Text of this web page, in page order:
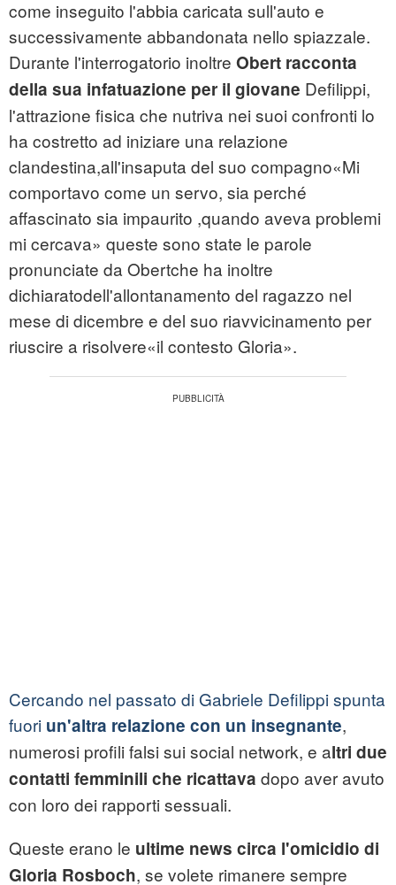
come inseguito l'abbia caricata sull'auto e
successivamente abbandonata nello spiazzale.
Durante l'interrogatorio inoltre Obert racconta
della sua infatuazione per il giovane Defilippi,
l'attrazione fisica che nutriva nei suoi confronti lo
ha costretto ad iniziare una relazione
clandestina,all'insaputa del suo compagno«Mi
comportavo come un servo, sia perché
affascinato sia impaurito ,quando aveva problemi
mi cercava» queste sono state le parole
pronunciate da Obertche ha inoltre
dichiaratodell'allontanamento del ragazzo nel
mese di dicembre e del suo riavvicinamento per
riuscire a risolvere«il contesto Gloria».
Cercando nel passato di Gabriele Defilippi spunta
fuori un'altra relazione con un insegnante,
numerosi profili falsi sui social network, e altri due
contatti femminili che ricattava dopo aver avuto
con loro dei rapporti sessuali.
Queste erano le ultime news circa l'omicidio di
Gloria Rosboch, se volete rimanere sempre